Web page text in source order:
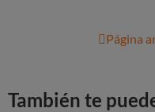
Página
También te